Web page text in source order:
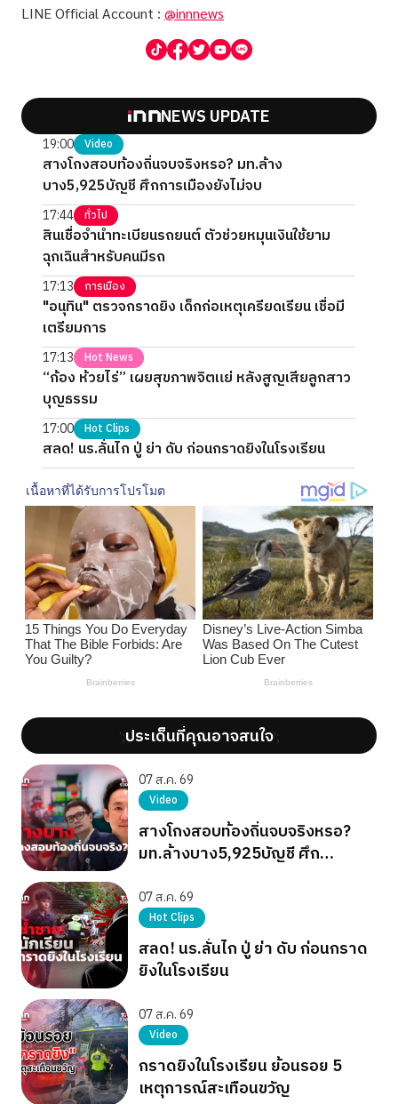
LINE Official Account : @innnews
NEWS UPDATE
19:00 Video
สางโกงสอบท้องถิ่นจบจริงหรอ? มท.ล้าง
บาง5,925บัญชี ศึกการเมืองยังไม่จบ
17:44 ทั่วไป
สินเชื่อจำนำทะเบียนรถยนต์ ตัวช่วยหมุนเงินใช้ยาม
ฉุกเฉินสำหรับคนมีรถ
17:13 การเมือง
"อนุทิน" ตรวจกราดยิง เด็กก่อเหตุเครียดเรียน เชื่อมี
เตรียมการ
17:13 Hot News
“ก้อง ห้วยไร่” เผยสุขภาพจิตแย่ หลังสูญเสียลูกสาว
บุญธรรม
17:00 Hot Clips
สลด! นร.ลั่นไก ปู่ ย่า ดับ ก่อนกราดยิงในโรงเรียน
';ประเด็นที่คุณอาจสนใจ';
07 ส.ค. 69
Video
สางโกงสอบท้องถิ่นจบจริงหรอ?
มท.ล้างบาง5,925บัญชี ศึก
07 ส.ค. 69
Hot Clips
สลด! นร.ลั่นไก ปู่ ย่า ดับ ก่อนกราด
ยิงในโรงเรียน
07 ส.ค. 69
Video
กราดยิงในโรงเรียน ย้อนรอย 5
เหตุการณ์สะเทือนขวัญ